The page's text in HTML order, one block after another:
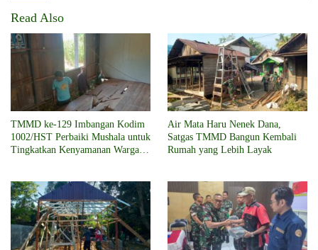
Read Also
TMMD ke-129 Imbangan Kodim
1002/HST Perbaiki Mushala untuk
Tingkatkan Kenyamanan Warga
Air Mata Haru Nenek Dana,
Satgas TMMD Bangun Kembali
Rumah yang Lebih Layak